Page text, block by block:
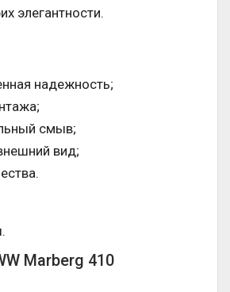
элегантности.
надежность;
смыв;
вид;
Marberg 410